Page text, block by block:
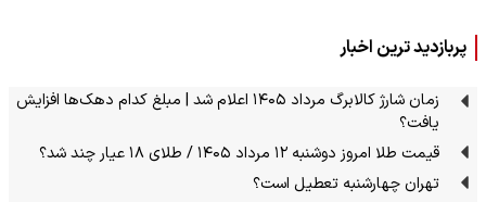
پربازدید ترین اخبار
زمان شارژ کالابرگ مرداد ۱۴۰۵ اعلام شد | مبلغ کدام دهک‌ها افزایش
یافت؟
قیمت طلا امروز دوشنبه ۱۲ مرداد ۱۴۰۵ / طلای ۱۸ عیار چند شد؟
تهران چهارشنبه تعطیل است؟